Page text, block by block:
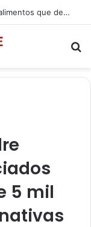
6 combinações entre medicamentos e alimentos que devem ser evitadas
5 mil